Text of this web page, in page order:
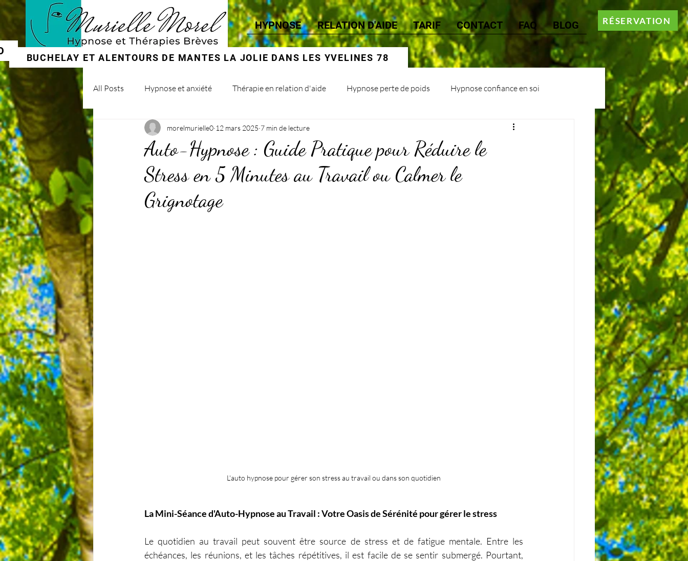
RÉSERVATION
HYPNOSE RELATION D'AIDE TARIF CONTACT FAQ BLOG
BUCHELAY ET ALENTOURS DE MANTES LA JOLIE DANS LES YVELINES 78
All Posts Hypnose et anxiété Thérapie en relation d'aide Hypnose perte de poids Hypnose confiance en soi
Hypnose et addictions
Auto-Hypnose : Guide Pratique pour Réduire le
Stress en 5 Minutes au Travail ou Calmer le
Grignotage
morelmurielle0 12 mars 2025 7 min de lecture
L'auto hypnose pour gérer son stress au travail ou dans son quotidien
La Mini-Séance d'Auto-Hypnose au Travail : Votre Oasis de Sérénité pour gérer le stress
Le quotidien au travail peut souvent être source de stress et de fatigue mentale. Entre les
échéances, les réunions, et les tâches répétitives, il est facile de se sentir submergé. Pourtant,